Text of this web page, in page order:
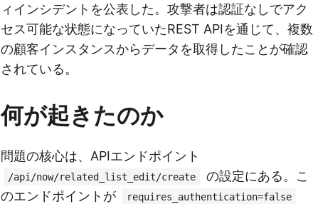
ィインシデントを公表した。攻撃者は認証なしでアク
セス可能な状態になっていたREST APIを通じて、複数
の顧客インスタンスからデータを取得したことが確認
されている。
何が起きたのか
問題の核心は、APIエンドポイント
/api/now/related_list_edit/create
の設定にある。こ
のエンドポイントが
requires_authentication=false